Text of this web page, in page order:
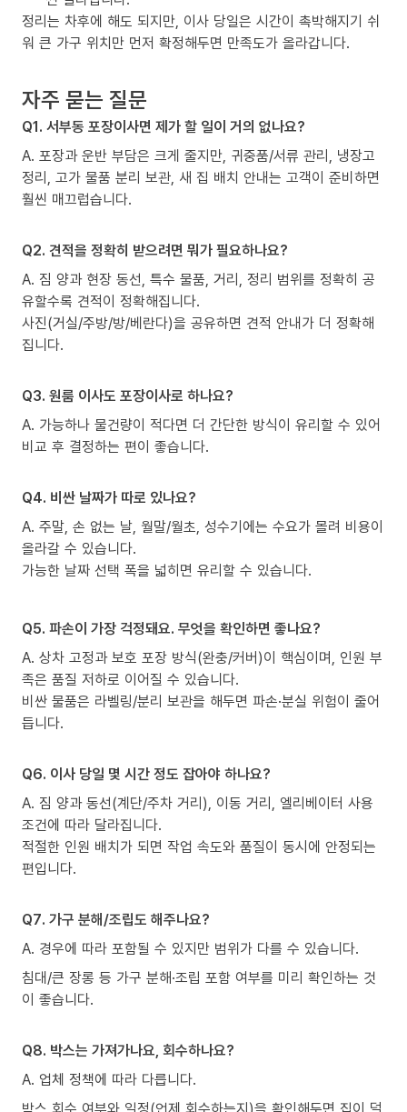
정리는 차후에 해도 되지만, 이사 당일은 시간이 촉박해지기 쉬
워 큰 가구 위치만 먼저 확정해두면 만족도가 올라갑니다.
자주 묻는 질문
Q1. 서부동 포장이사면 제가 할 일이 거의 없나요?
A. 포장과 운반 부담은 크게 줄지만, 귀중품/서류 관리, 냉장고
정리, 고가 물품 분리 보관, 새 집 배치 안내는 고객이 준비하면
훨씬 매끄럽습니다.
Q2. 견적을 정확히 받으려면 뭐가 필요하나요?
A. 짐 양과 현장 동선, 특수 물품, 거리, 정리 범위를 정확히 공
유할수록 견적이 정확해집니다.
사진(거실/주방/방/베란다)을 공유하면 견적 안내가 더 정확해
집니다.
Q3. 원룸 이사도 포장이사로 하나요?
A. 가능하나 물건량이 적다면 더 간단한 방식이 유리할 수 있어
비교 후 결정하는 편이 좋습니다.
Q4. 비싼 날짜가 따로 있나요?
A. 주말, 손 없는 날, 월말/월초, 성수기에는 수요가 몰려 비용이
올라갈 수 있습니다.
가능한 날짜 선택 폭을 넓히면 유리할 수 있습니다.
Q5. 파손이 가장 걱정돼요. 무엇을 확인하면 좋나요?
A. 상차 고정과 보호 포장 방식(완충/커버)이 핵심이며, 인원 부
족은 품질 저하로 이어질 수 있습니다.
비싼 물품은 라벨링/분리 보관을 해두면 파손·분실 위험이 줄어
듭니다.
Q6. 이사 당일 몇 시간 정도 잡아야 하나요?
A. 짐 양과 동선(계단/주차 거리), 이동 거리, 엘리베이터 사용
조건에 따라 달라집니다.
적절한 인원 배치가 되면 작업 속도와 품질이 동시에 안정되는
편입니다.
Q7. 가구 분해/조립도 해주나요?
A. 경우에 따라 포함될 수 있지만 범위가 다를 수 있습니다.
침대/큰 장롱 등 가구 분해·조립 포함 여부를 미리 확인하는 것
이 좋습니다.
Q8. 박스는 가져가나요, 회수하나요?
A. 업체 정책에 따라 다릅니다.